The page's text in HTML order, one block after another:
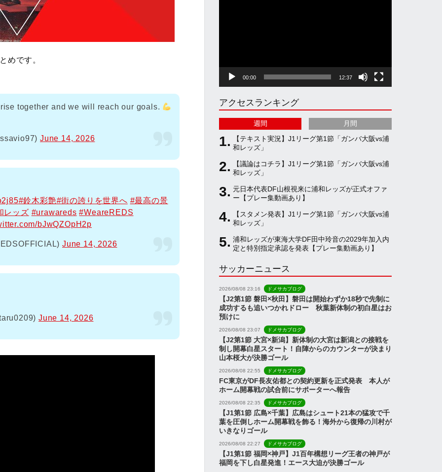
めです。
together and we will reach our goals.
June 14, 2026
#鈴木彩艶#街の誇りを世界へ #最高の景
レッズ #urawareds #WeareREDS
bJwQZOpH2p
June 14, 2026
June 14, 2026
g
r
a
m
k b
e
C
h
00:00 12:37
アクセスランキング
週間 月間
【テキスト実況】J1リーグ第1節「ガンバ大阪vs浦
和レッズ」
【議論はコチラ】J1リーグ第1節「ガンバ大阪vs浦
和レッズ」
元日本代表DF山根視来に浦和レッズが正式オファ
ー【プレー集動画あり】
【スタメン発表】J1リーグ第1節「ガンバ大阪vs浦
和レッズ」
浦和レッズが東海大学DF田中玲音の2029年加入内
定と特別指定承認を発表【プレー集動画あり】
サッカーニュース
2026/08/08 23:16 ドメサカブログ
【J2第1節 磐田×秋田】磐田は開始わずか18秒で先制に
成功するも追いつかれドロー 秋葉新体制の初白星はお
預けに
2026/08/08 23:07 ドメサカブログ
【J2第1節 大宮×新潟】新体制の大宮は新潟との接戦を
制し開幕白星スタート！自陣からのカウンターが決まり
山本桜大が決勝ゴール
2026/08/08 22:55 ドメサカブログ
FC東京がDF長友佑都との契約更新を正式発表 本人が
ホーム開幕戦の試合前にサポーターへ報告
2026/08/08 22:35 ドメサカブログ
【J1第1節 広島×千葉】広島はシュート21本の猛攻で千
葉を圧倒しホーム開幕戦を飾る！海外から復帰の川村が
いきなりゴール
2026/08/08 22:27 ドメサカブログ
【J1第1節 福岡×神戸】J1百年構想リーグ王者の神戸が
福岡を下し白星発進！エース大迫が決勝ゴール